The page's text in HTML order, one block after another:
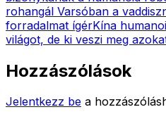
rohangál Varsóban a
forradalmat ígérKína
világot, de ki veszi meg
Hozzászólások
Jelentkezz be a